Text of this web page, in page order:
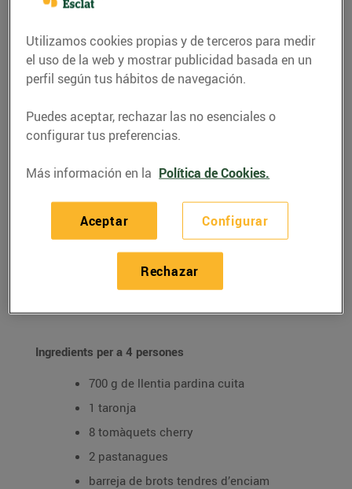
RECETAS
Amanida de llenties i
Ingredients per a 4 persones
700 g de llentia pardina cuita
1 taronja
8 tomàquets cherry
2 pastanagues
barreja de brots tendres d’enciam
Utilizamos cookies propias y de terceros para medir
el uso de la web y mostrar publicidad basada en un
perfil según tus hábitos de navegación.
Puedes aceptar, rechazar las no esenciales o
configurar tus preferencias.
Más información en la Política de Cookies.
Configurar
Rechazar
Aceptar